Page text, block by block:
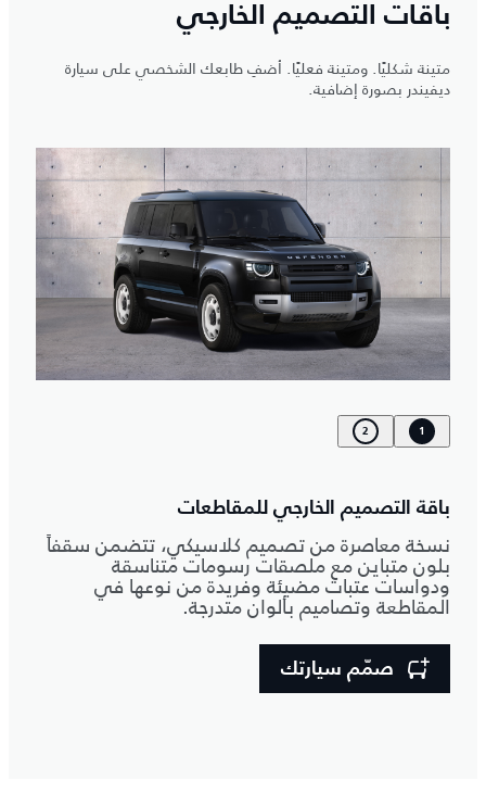
باقات التصميم الخارجي
متينة شكليًا. ومتينة فعليًا. أضفِ طابعك الشخصي على سيارة
ديفيندر بصورة إضافية.
1
2
باقة التصميم الخارجي للمقاطعات
نسخة معاصرة من تصميم كلاسيكي، تتضمن سقفاً
بلون متباين مع ملصقات رسومات متناسقة
ودواسات عتبات مضيئة وفريدة من نوعها في
المقاطعة وتصاميم بألوان متدرجة.
صمّم سيارتك